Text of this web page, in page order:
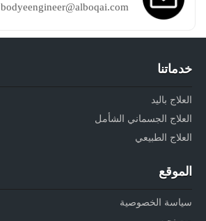
bodyeengineer@alboqai.com
خدماتنا
العلاج باليد
العلاج الجسماني الشأمل
العلاج الطبيعي
الموقع
سياسة الخصوصية